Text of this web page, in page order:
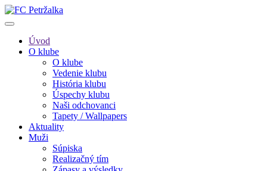
Úvod
O klube
O klube
Vedenie klubu
História klubu
Úspechy klubu
Naši odchovanci
Tapety / Wallpapers
Aktuality
Muži
Súpiska
Realizačný tím